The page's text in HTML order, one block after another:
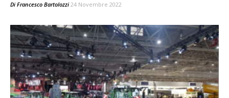
Di Francesco Bartolozzi 24 Novembre 2022